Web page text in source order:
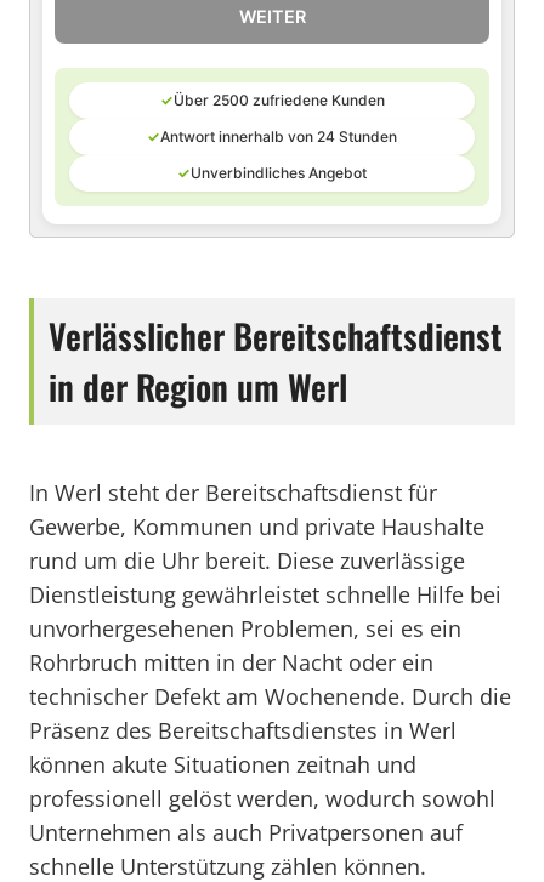
WEITER
✓Über 2500 zufriedene Kunden
✓Antwort innerhalb von 24 Stunden
✓Unverbindliches Angebot
Verlässlicher Bereitschaftsdienst
in der Region um Werl
In Werl steht der Bereitschaftsdienst für
Gewerbe, Kommunen und private Haushalte
rund um die Uhr bereit. Diese zuverlässige
Dienstleistung gewährleistet schnelle Hilfe bei
unvorhergesehenen Problemen, sei es ein
Rohrbruch mitten in der Nacht oder ein
technischer Defekt am Wochenende. Durch die
Präsenz des Bereitschaftsdienstes in Werl
können akute Situationen zeitnah und
professionell gelöst werden, wodurch sowohl
Unternehmen als auch Privatpersonen auf
schnelle Unterstützung zählen können.